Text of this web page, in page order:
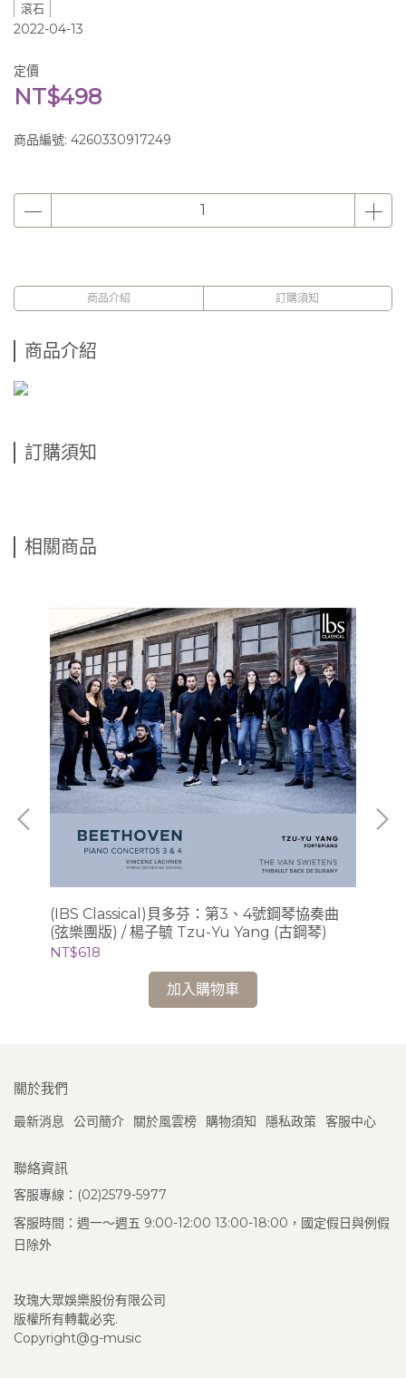
滾石
2022-04-13
定價
NT$498
商品編號: 4260330917249
商品介紹 訂購須知
商品介紹
訂購須知
相關商品
(IBS Classical)貝多芬：第3、4號鋼琴協奏曲
(弦樂團版) / 楊子毓 Tzu-Yu Yang (古鋼琴)
NT$618
加入購物車
關於我們
最新消息 公司簡介 關於風雲榜 購物須知 隱私政策 客服中心
聯絡資訊
客服專線：(02)2579-5977
客服時間：週一～週五 9:00-12:00 13:00-18:00，國定假日與例假
日除外
玫瑰大眾娛樂股份有限公司
版權所有轉載必究.
Copyright@g-music